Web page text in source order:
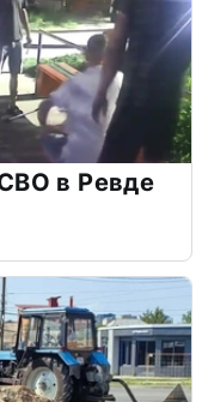
в Ревде